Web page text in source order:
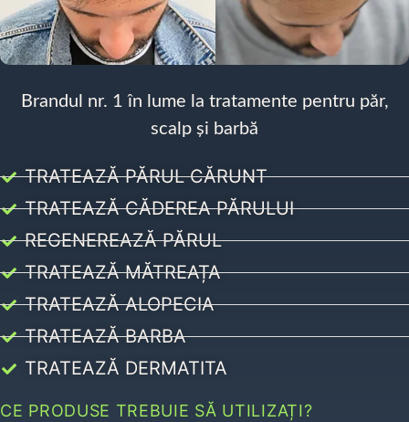
Brandul nr. 1 în lume la tratamente pentru păr,
scalp și barbă
TRATEAZĂ PĂRUL CĂRUNT
TRATEAZĂ CĂDEREA PĂRULUI
REGENEREAZĂ PĂRUL
TRATEAZĂ MĂTREAȚA
TRATEAZĂ ALOPECIA
TRATEAZĂ BARBA
TRATEAZĂ DERMATITA
CE PRODUSE TREBUIE SĂ UTILIZAȚI?